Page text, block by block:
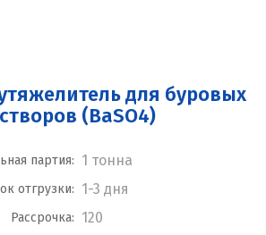
для буровых
(BaSO4)
партия: 1 тонна
отгрузки: 1-3 дня
Рассрочка: 120